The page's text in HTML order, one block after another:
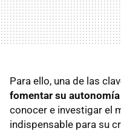
Para ello, una de las
fomentar su autonomía
conocer e investigar el
indispensable para su